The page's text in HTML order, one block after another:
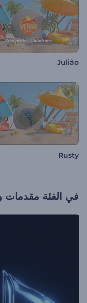
Julião
Rusty
في الفئة مقدمات